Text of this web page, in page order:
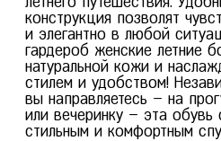
конструкция позволят
и элегантно в любой
гардероб женские летние
натуральной кожи и
стилем и удобством!
вы направляетесь – на
или вечеринку – эта обувь
стильным и комфортным